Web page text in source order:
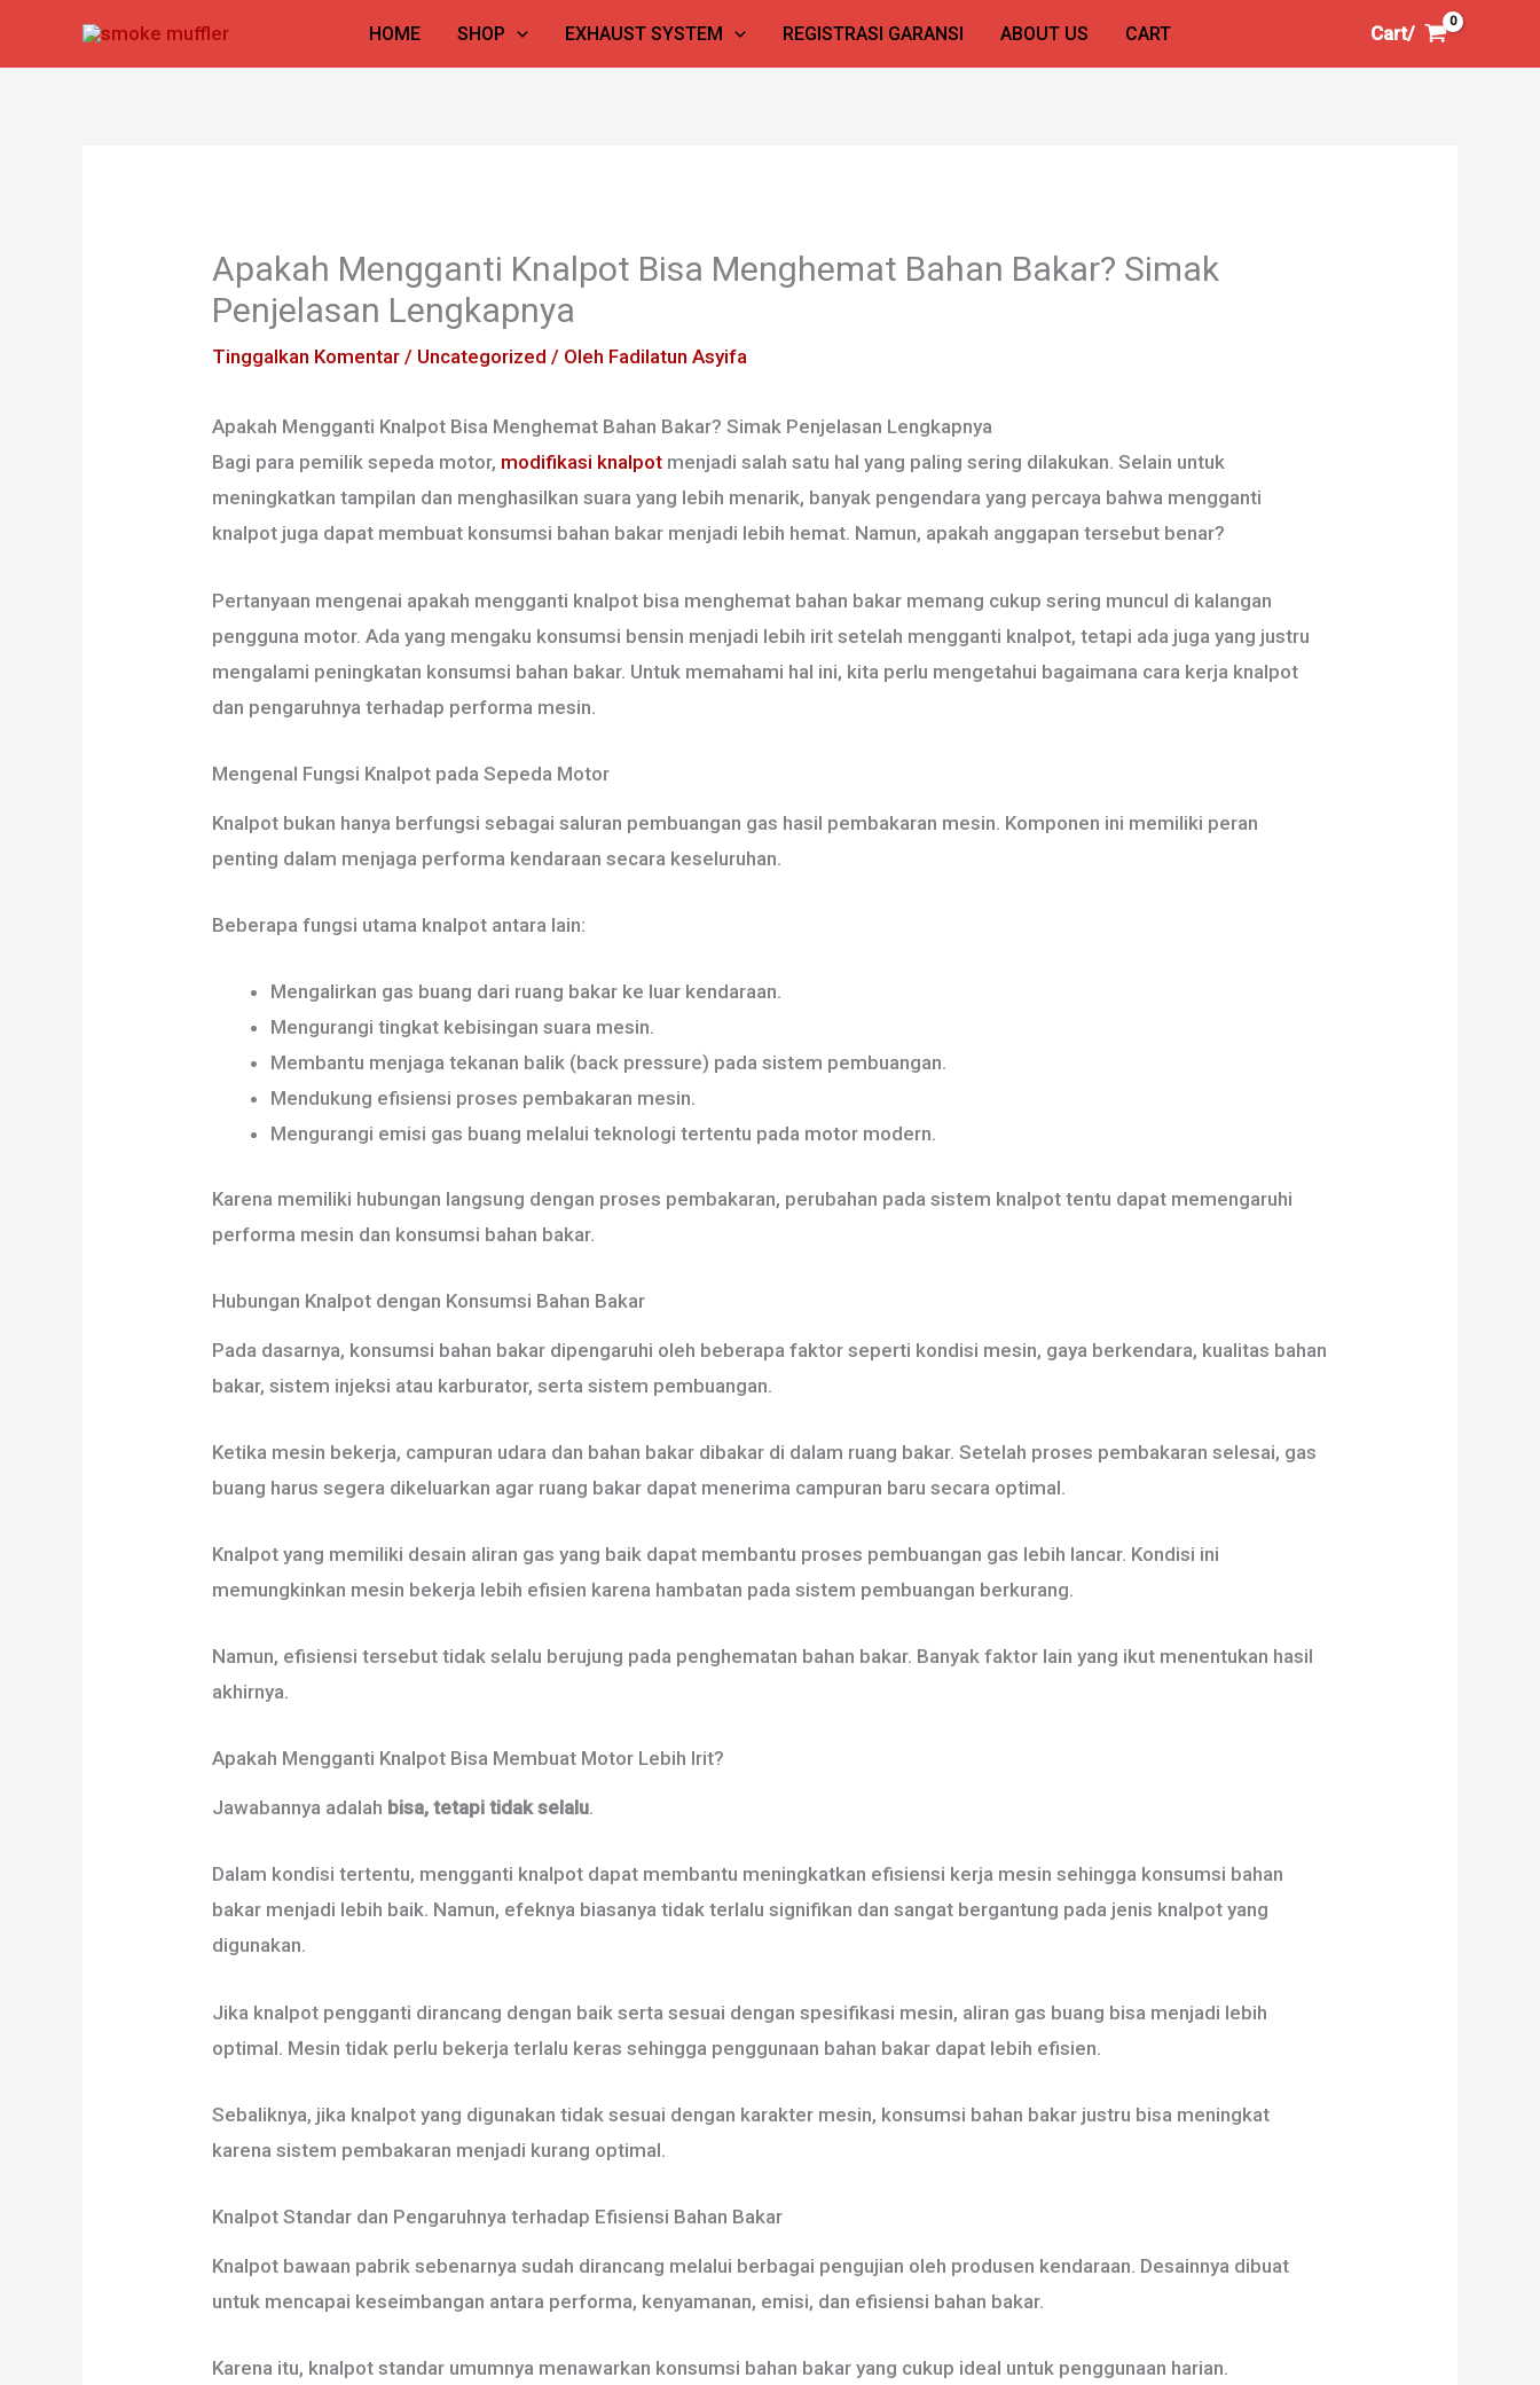
HOME SHOP EXHAUST SYSTEM REGISTRASI GARANSI ABOUT US CART Cart/
Apakah Mengganti Knalpot Bisa Menghemat Bahan Bakar? Simak
Penjelasan Lengkapnya
Tinggalkan Komentar / Uncategorized / Oleh Fadilatun Asyifa
Apakah Mengganti Knalpot Bisa Menghemat Bahan Bakar? Simak Penjelasan Lengkapnya
Bagi para pemilik sepeda motor, modifikasi knalpot menjadi salah satu hal yang paling sering dilakukan. Selain untuk
meningkatkan tampilan dan menghasilkan suara yang lebih menarik, banyak pengendara yang percaya bahwa mengganti
knalpot juga dapat membuat konsumsi bahan bakar menjadi lebih hemat. Namun, apakah anggapan tersebut benar?
Pertanyaan mengenai apakah mengganti knalpot bisa menghemat bahan bakar memang cukup sering muncul di kalangan
pengguna motor. Ada yang mengaku konsumsi bensin menjadi lebih irit setelah mengganti knalpot, tetapi ada juga yang justru
mengalami peningkatan konsumsi bahan bakar. Untuk memahami hal ini, kita perlu mengetahui bagaimana cara kerja knalpot
dan pengaruhnya terhadap performa mesin.
Mengenal Fungsi Knalpot pada Sepeda Motor
Knalpot bukan hanya berfungsi sebagai saluran pembuangan gas hasil pembakaran mesin. Komponen ini memiliki peran
penting dalam menjaga performa kendaraan secara keseluruhan.
Beberapa fungsi utama knalpot antara lain:
Mengalirkan gas buang dari ruang bakar ke luar kendaraan.
Mengurangi tingkat kebisingan suara mesin.
Membantu menjaga tekanan balik (back pressure) pada sistem pembuangan.
Mendukung efisiensi proses pembakaran mesin.
Mengurangi emisi gas buang melalui teknologi tertentu pada motor modern.
Karena memiliki hubungan langsung dengan proses pembakaran, perubahan pada sistem knalpot tentu dapat memengaruhi
performa mesin dan konsumsi bahan bakar.
Hubungan Knalpot dengan Konsumsi Bahan Bakar
Pada dasarnya, konsumsi bahan bakar dipengaruhi oleh beberapa faktor seperti kondisi mesin, gaya berkendara, kualitas bahan
bakar, sistem injeksi atau karburator, serta sistem pembuangan.
Ketika mesin bekerja, campuran udara dan bahan bakar dibakar di dalam ruang bakar. Setelah proses pembakaran selesai, gas
buang harus segera dikeluarkan agar ruang bakar dapat menerima campuran baru secara optimal.
Knalpot yang memiliki desain aliran gas yang baik dapat membantu proses pembuangan gas lebih lancar. Kondisi ini
memungkinkan mesin bekerja lebih efisien karena hambatan pada sistem pembuangan berkurang.
Namun, efisiensi tersebut tidak selalu berujung pada penghematan bahan bakar. Banyak faktor lain yang ikut menentukan hasil
akhirnya.
Apakah Mengganti Knalpot Bisa Membuat Motor Lebih Irit?
Jawabannya adalah bisa, tetapi tidak selalu.
Dalam kondisi tertentu, mengganti knalpot dapat membantu meningkatkan efisiensi kerja mesin sehingga konsumsi bahan
bakar menjadi lebih baik. Namun, efeknya biasanya tidak terlalu signifikan dan sangat bergantung pada jenis knalpot yang
digunakan.
Jika knalpot pengganti dirancang dengan baik serta sesuai dengan spesifikasi mesin, aliran gas buang bisa menjadi lebih
optimal. Mesin tidak perlu bekerja terlalu keras sehingga penggunaan bahan bakar dapat lebih efisien.
Sebaliknya, jika knalpot yang digunakan tidak sesuai dengan karakter mesin, konsumsi bahan bakar justru bisa meningkat
karena sistem pembakaran menjadi kurang optimal.
Knalpot Standar dan Pengaruhnya terhadap Efisiensi Bahan Bakar
Knalpot bawaan pabrik sebenarnya sudah dirancang melalui berbagai pengujian oleh produsen kendaraan. Desainnya dibuat
untuk mencapai keseimbangan antara performa, kenyamanan, emisi, dan efisiensi bahan bakar.
Karena itu, knalpot standar umumnya menawarkan konsumsi bahan bakar yang cukup ideal untuk penggunaan harian.